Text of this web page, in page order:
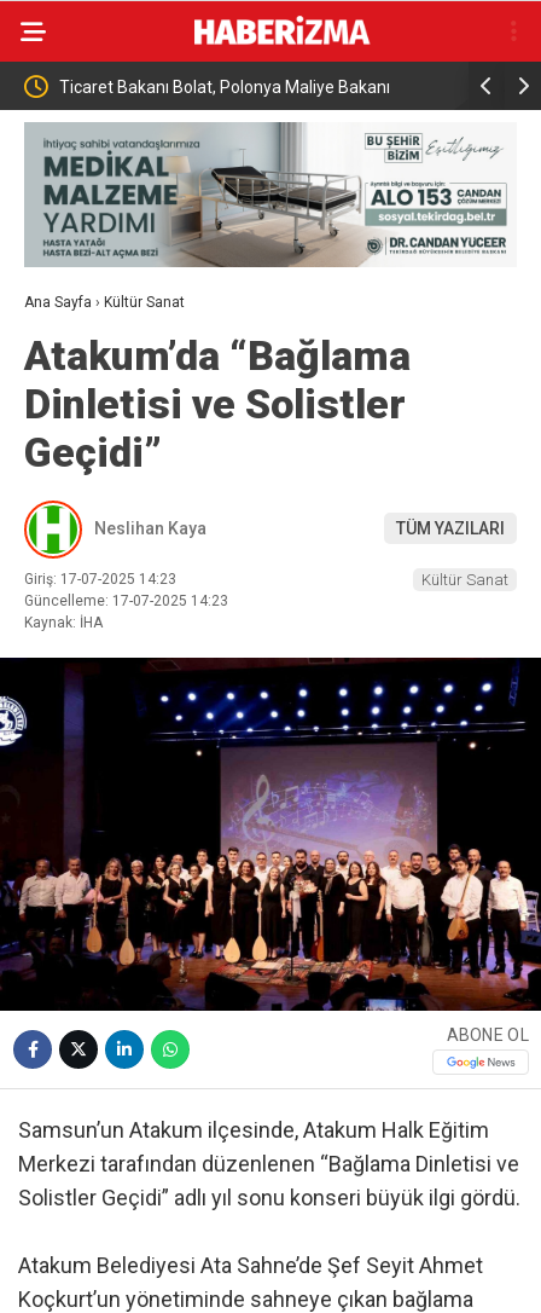
Ticaret Bakanı Bolat, Polonya Maliye Bakanı
Domanski ile bir araya geldi
Ana Sayfa › Kültür Sanat
Atakum’da “Bağlama
Dinletisi ve Solistler
Geçidi”
Neslihan Kaya TÜM YAZILARI
Giriş: 17-07-2025 14:23
Güncelleme: 17-07-2025 14:23
Kaynak: İHA
Kültür Sanat
ABONE OL
Samsun’un Atakum ilçesinde, Atakum Halk Eğitim
Merkezi tarafından düzenlenen “Bağlama Dinletisi ve
Solistler Geçidi” adlı yıl sonu konseri büyük ilgi gördü.
Atakum Belediyesi Ata Sahne’de Şef Seyit Ahmet
Koçkurt’un yönetiminde sahneye çıkan bağlama